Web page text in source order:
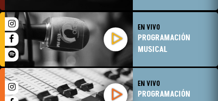
EN VIVO
PROGRAMACIÓN
MUSICAL
EN VIVO
PROGRAMACIÓN